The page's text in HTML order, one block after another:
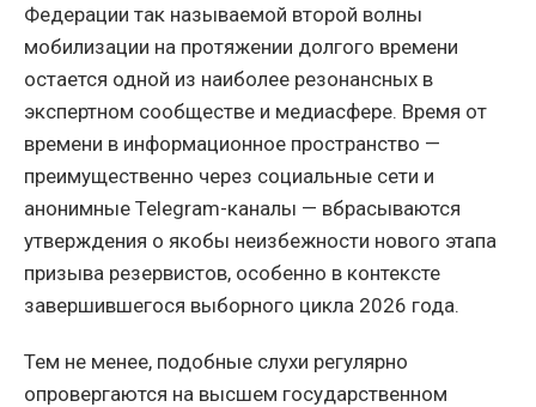
Федерации так называемой второй волны
мобилизации на протяжении долгого времени
остается одной из наиболее резонансных в
экспертном сообществе и медиасфере. Время от
времени в информационное пространство —
преимущественно через социальные сети и
анонимные Telegram-каналы — вбрасываются
утверждения о якобы неизбежности нового этапа
призыва резервистов, особенно в контексте
завершившегося выборного цикла 2026 года.
Тем не менее, подобные слухи регулярно
опровергаются на высшем государственном